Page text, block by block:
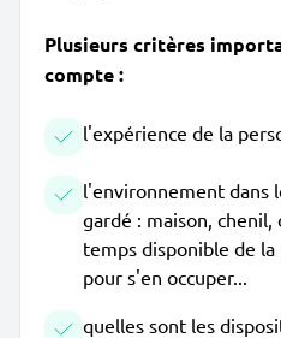
Plusieurs critères
compte :
l'expérience de la
l'environnement dans
gardé : maison, chenil,
temps disponible de
pour s'en occuper...
quelles sont les